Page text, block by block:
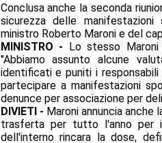
Conclusa anche la seconda
sicurezza delle
ministro Roberto Maroni e del
MINISTRO - Lo stesso
"Abbiamo assunto alcune
identificati e puniti i
partecipare a manifestazioni
denunce per associazione per
DIVIETI - Maroni annuncia anche
trasferta per tutto l'anno per
dell'interno rincara la dose,